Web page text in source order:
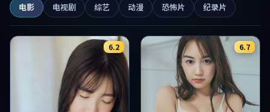
电影 电视剧 综艺 动漫 恐怖片 纪录片
6.2 6.7